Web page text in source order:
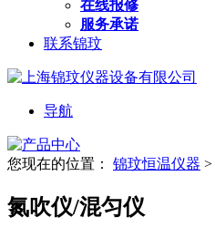
在线报修
服务承诺
联系锦玟
导航
您现在的位置： 锦玟恒温仪器 >
氮吹仪/混匀仪